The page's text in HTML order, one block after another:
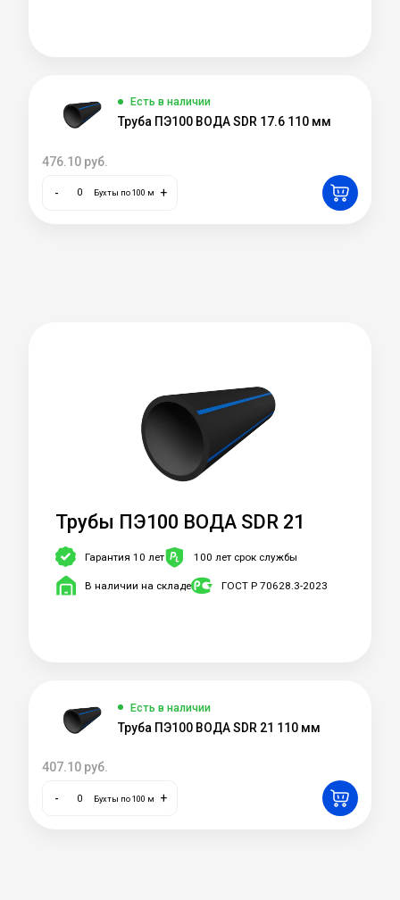
Есть в наличии
Труба ПЭ100 ВОДА SDR 17.6 110 мм
476.10 руб.
- Бухты по 100 м +
Трубы ПЭ100 ВОДА SDR 21
Гарантия 10 лет 100 лет срок службы
В наличии на складе ГОСТ Р 70628.3-2023
Есть в наличии
Труба ПЭ100 ВОДА SDR 21 110 мм
407.10 руб.
- Бухты по 100 м +